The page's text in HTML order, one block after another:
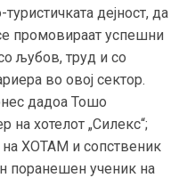
дејност, да
промовираат успешни
љубов, труд и со
во овој сектор.
дадоа Тошо
на хотелот „Силекс“;
на ХОТАМ и сопственик
поранешен ученик на